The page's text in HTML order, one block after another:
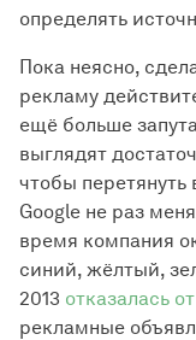
определять
Пока неясно,
рекламу
ещё больше
выглядят
чтобы
Google не раз
время компания
синий, жёлтый,
2013 отказалась
рекламные